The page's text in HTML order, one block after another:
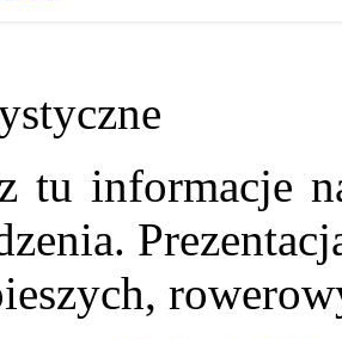
tu informacje